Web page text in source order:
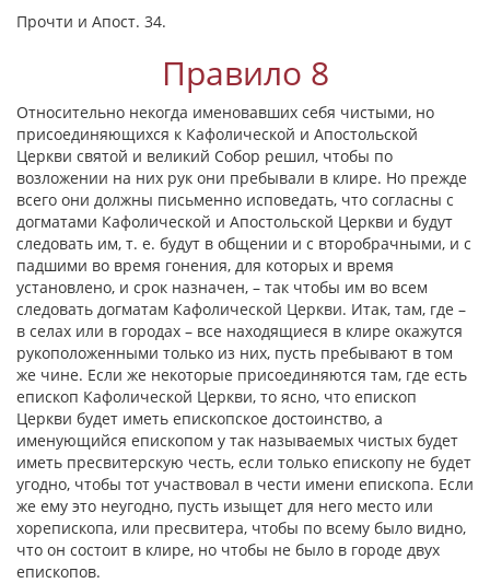
Прочти и Апост. 34.
Правило 8
Относительно некогда именовавших себя чистыми, но
присоединяющихся к Кафолической и Апостольской
Церкви святой и великий Собор решил, чтобы по
возложении на них рук они пребывали в клире. Но прежде
всего они должны письменно исповедать, что согласны с
догматами Кафолической и Апостольской Церкви и будут
следовать им, т. е. будут в общении и с второбрачными, и с
падшими во время гонения, для которых и время
установлено, и срок назначен, – так чтобы им во всем
следовать догматам Кафолической Церкви. Итак, там, где –
в селах или в городах – все находящиеся в клире окажутся
рукоположенными только из них, пусть пребывают в том
же чине. Если же некоторые присоединяются там, где есть
епископ Кафолической Церкви, то ясно, что епископ
Церкви будет иметь епископское достоинство, а
именующийся епископом у так называемых чистых будет
иметь пресвитерскую честь, если только епископу не будет
угодно, чтобы тот участвовал в чести имени епископа. Если
же ему это неугодно, пусть изыщет для него место или
хорепископа, или пресвитера, чтобы по всему было видно,
что он состоит в клире, но чтобы не было в городе двух
епископов.